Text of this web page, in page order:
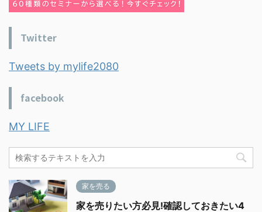
Twitter
Tweets by mylife2080
facebook
MY LIFE
家を売る
家を売りたい方必見!確認しておきたい4